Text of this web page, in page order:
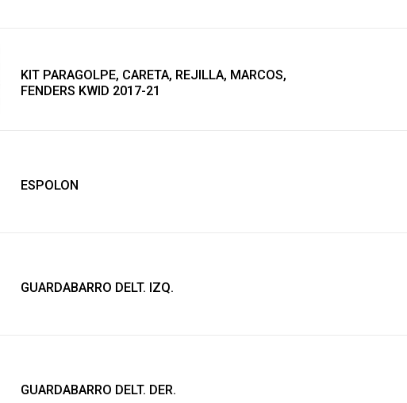
KIT PARAGOLPE, CARETA, REJILLA, MARCOS,
FENDERS KWID 2017-21
ESPOLON
GUARDABARRO DELT. IZQ.
GUARDABARRO DELT. DER.